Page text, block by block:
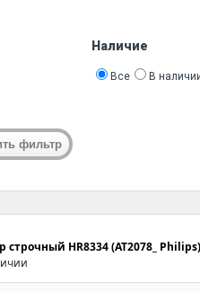
Наличие
Все В
строчный HR8334 (AT2078_ Philips)